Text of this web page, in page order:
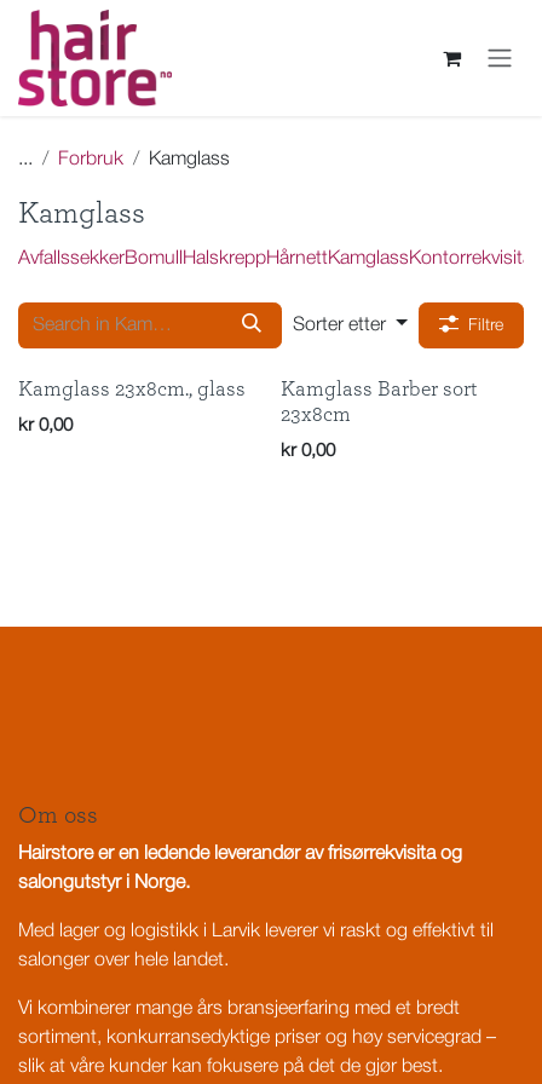
Skip to Content
... Forbruk Kamglass
Kamglass
AvfallssekkerBomull HalskreppHårnettKamglass Kontorrekvisita
Sorter etter Filtre
Kamglass 23x8cm., glass
kr 0,00
Kamglass Barber sort
23x8cm
kr 0,00
Om oss
Hairstore er en ledende leverandør av frisørrekvisita og
salongutstyr i Norge.
Med lager og logistikk i Larvik leverer vi raskt og effektivt til
salonger over hele landet.
Vi kombinerer mange års bransjeerfaring med et bredt
sortiment, konkurransedyktige priser og høy servicegrad –
slik at våre kunder kan fokusere på det de gjør best.